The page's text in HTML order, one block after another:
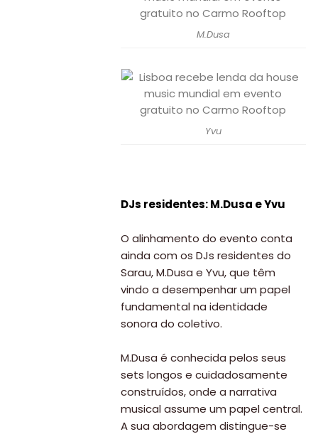
M.Dusa
Yvu
DJs residentes: M.Dusa e Yvu
O alinhamento do evento conta
ainda com os DJs residentes do
Sarau, M.Dusa e Yvu, que têm
vindo a desempenhar um papel
fundamental na identidade
sonora do coletivo.
M.Dusa é conhecida pelos seus
sets longos e cuidadosamente
construídos, onde a narrativa
musical assume um papel central.
A sua abordagem distingue-se